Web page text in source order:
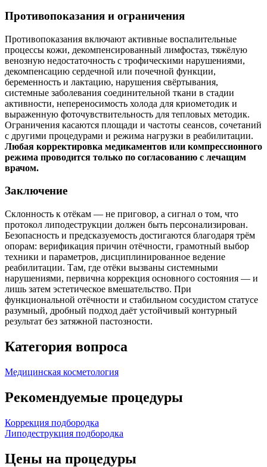
Противопоказания и ограничения
Противопоказания включают активные воспалительные
процессы кожи, декомпенсированный лимфостаз, тяжёлую
венозную недостаточность с трофическими нарушениями,
декомпенсацию сердечной или почечной функции,
беременность и лактацию, нарушения свёртывания,
системные заболевания соединительной ткани в стадии
активности, непереносимость холода для криометодик и
выраженную фоточувствительность для тепловых методик.
Ограничения касаются площади и частоты сеансов, сочетаний
с другими процедурами и режима нагрузки в реабилитации.
Любая корректировка медикаментов или компрессионного
режима проводится только по согласованию с лечащим
врачом.
Заключение
Склонность к отёкам — не приговор, а сигнал о том, что
протокол липодеструкции должен быть персонализирован.
Безопасность и предсказуемость достигаются благодаря трём
опорам: верификация причин отёчности, грамотный выбор
техники и параметров, дисциплинированное ведение
реабилитации. Там, где отёки вызваны системными
нарушениями, первична коррекция основного состояния — и
лишь затем эстетическое вмешательство. При
функциональной отёчности и стабильном сосудистом статусе
разумный, дробный подход даёт устойчивый контурный
результат без затяжной пастозности.
Категория вопроса
Медицинская косметология
Рекомендуемые процедуры
Коррекция подбородка
Липодеструкция подбородка
Цены на процедуры